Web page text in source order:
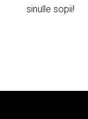
sinulle sopii!